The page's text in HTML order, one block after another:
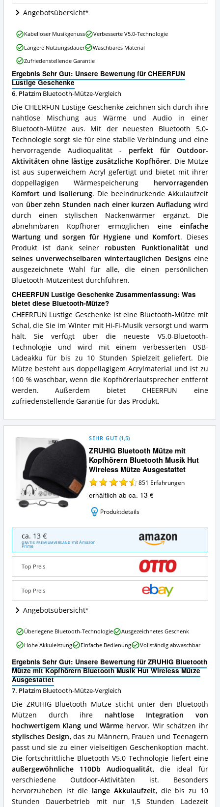
Mütze
erhältlich?
Angebotsübersicht
Ergebnis Sehr Gut: Unsere Bewertung für CHEERFUN
Lustige Geschenke
6. Platzim Bluetooth-Mütze-Vergleich
Die CHEERFUN Lustige Geschenke zeichnen sich durch ihre
nahtlose Mischung aus Wärme und Audio in einer
Bluetooth-Mütze aus. Mit der neuesten Bluetooth 5.0-
Technologie sorgt sie für eine stabile Verbindung und eine
hervorragende Audioqualität - perfekt für Outdoor-
Aktivitäten ohne lästige zusätzliche Kopfhörer. Die Mütze
ist aus superweichem Acryl gefertigt und bietet mit ihrer
doppellagigen Wärmespeicherung hervorragenden
Komfort und Isolierung. Die beeindruckende Akkulaufzeit
von über zehn Stunden nach einer kurzen Aufladung wird
durch einen stylischen Nackenwärmer ergänzt. Die
abnehmbaren Kopfhörer ermöglichen eine einfache
Wartung und sorgen für Hygiene und Komfort. Dieses
Produkt ist dank seiner robusten Funktionalität und
seines unverwechselbaren wintertauglichen Designseine
ausgezeichnete Wahl für alle, die einen persönlichen
Bluetooth-Mützentest durchführen.
CHEERFUN Lustige Geschenke Zusammenfassung: Was
bietet diese Bluetooth-Mütze?
CHEERFUN Lustige Geschenke ist eine Bluetooth-Mütze mit
Schal, die Sie im Winter mit Hi-Fi-Musik versorgt und warm
hält. Sie verfügt über die neueste V5.0-Bluetooth-
Technologie und wird mit einem verbesserten USB-
Ladeakku für bis zu 10 Stunden Spielzeit geliefert. Die
Mütze besteht aus doppellagigem Acrylmaterial und ist zu
100 % waschbar, wenn die Kopfhörerlautsprecher entfernt
werden. Außerdem bietet CHEERFUN eine
zufriedenstellende Garantie für das Produkt.
CHEERFUN
Lustige
Geschenke
Vorteile:
Was
spricht
für
diese
Bluetooth-
Mütze?
Kabelloser Musikgenuss
Verbesserte V5.0-Technologie
Längere Nutzungsdauer
Waschbares Material
Zufriedenstellende Garantie
ZRUHIG Bluetooth Mütze mit
Kopfhörern Bluetooth Musik Hut
Wireless Mütze Ausgestattet
SEHR GUT (1,5)
851 Erfahrungen
erhältlich ab ca. 13 €
Produktdetails
ZRUHIG
Bluetooth
Mütze
mit
Kopfhörern
Bluetooth
Wireless
Mütze
Angebote:
Wo
ist
Bluetooth-
Mütze
erhältlich?
ca. 13 €
GRATIS PREMIUMVERSAND mit Amazon
Prime
Top Preis
Top Preis
Angebotsübersicht
Ergebnis Sehr Gut: Unsere Bewertung für ZRUHIG Bluetooth
Mütze mit Kopfhörern Bluetooth Musik Hut Wireless Mütze
Ausgestattet
7. Platzim Bluetooth-Mütze-Vergleich
Die ZRUHIG Bluetooth Mütze sticht unter den Bluetooth
Mützen durch ihre nahtlose Integration von
hochwertigem Klang und Wärme hervor. Wir schätzen ihr
stylisches Design, das zu Männern, Frauen und Teenagern
passt und sie zu einer vielseitigen Geschenkoption macht.
Die fortschrittliche Bluetooth V5.0 Technologie liefert eine
außergewöhnliche 110Db Audioqualität, die ideal für
verschiedene Outdoor-Aktivitäten ist. Besonders
hervorzuheben ist die lange Akkulaufzeit, die bis zu 10
Stunden Dauerbetrieb mit nur 1,5 Stunden Ladezeit
ZRUHIG
Bluetooth
Mütze
Kopfhörern
Bluetooth
Musik
Hut
Wireless
Mütze
Ausgestattet
Vorteile:
Was
spricht
für
diese
Bluetooth-
Mütze?
Überlegene Bluetooth-Technologie
Ausgezeichnetes Geschenk
Hohe Akkuleistung
Einfache Bedienung Vollständig abwaschbar